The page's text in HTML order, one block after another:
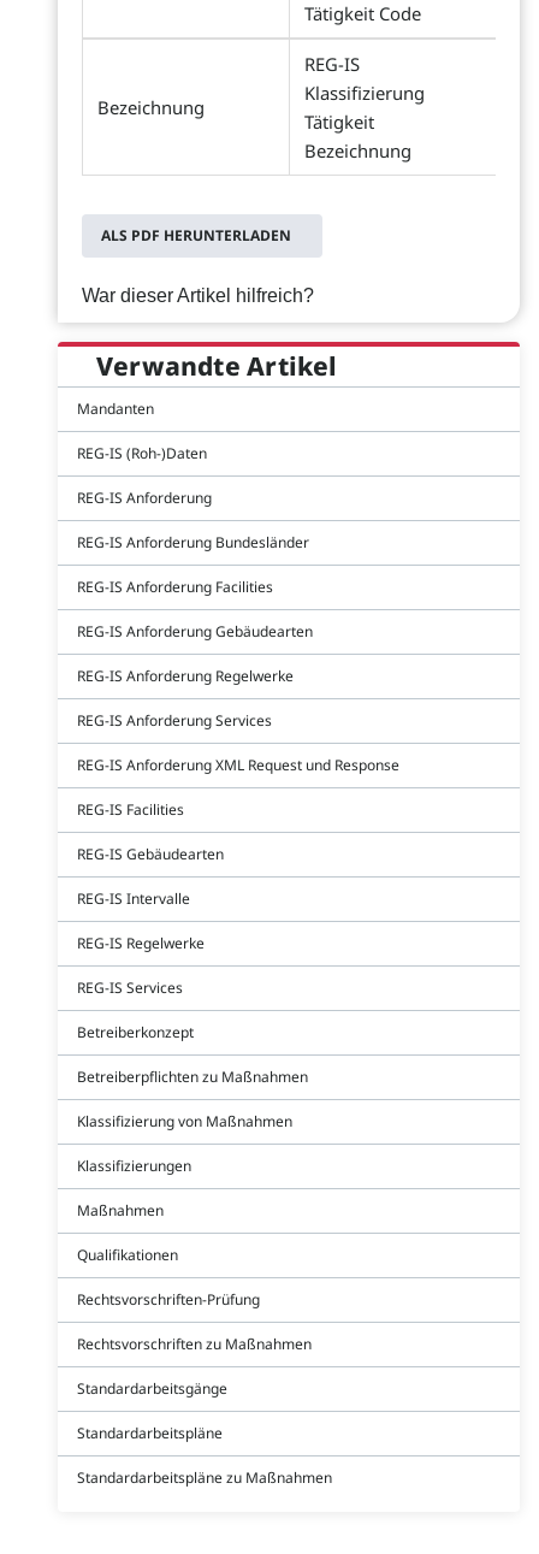
Tätigkeit Code
Bezeichnung
REG-IS
Klassifizierung
Tätigkeit
Bezeichnung
ALS PDF HERUNTERLADEN
War dieser Artikel hilfreich?
Verwandte Artikel
Mandanten
REG-IS (Roh-)Daten
REG-IS Anforderung
REG-IS Anforderung Bundesländer
REG-IS Anforderung Facilities
REG-IS Anforderung Gebäudearten
REG-IS Anforderung Regelwerke
REG-IS Anforderung Services
REG-IS Anforderung XML Request und Response
REG-IS Facilities
REG-IS Gebäudearten
REG-IS Intervalle
REG-IS Regelwerke
REG-IS Services
Betreiberkonzept
Betreiberpflichten zu Maßnahmen
Klassifizierung von Maßnahmen
Klassifizierungen
Maßnahmen
Qualifikationen
Rechtsvorschriften-Prüfung
Rechtsvorschriften zu Maßnahmen
Standardarbeitsgänge
Standardarbeitspläne
Standardarbeitspläne zu Maßnahmen